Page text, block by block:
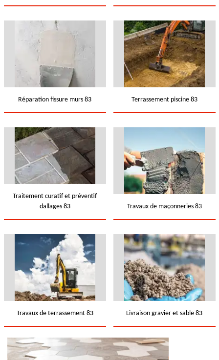
Réparation fissure murs 83 Terrassement piscine 83
Traitement curatif et préventif
dallages 83
Travaux de maçonneries 83
Travaux de terrassement 83 Livraison gravier et sable 83